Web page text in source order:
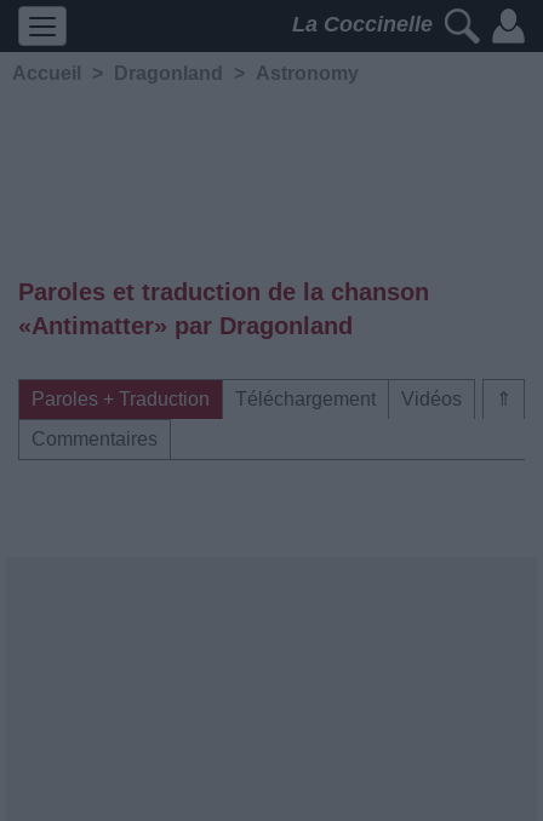
La Coccinelle
Accueil > Dragonland > Astronomy
Paroles et traduction de la chanson
«Antimatter» par Dragonland
⇑
Paroles + Traduction Téléchargement
Vidéos
Commentaires